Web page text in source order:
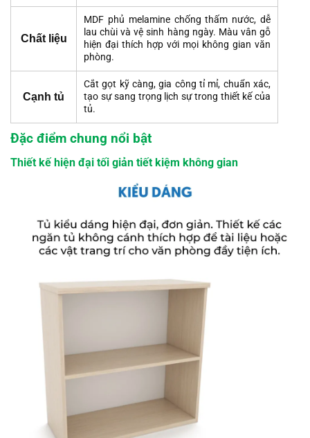
Chất liệu
MDF phủ melamine chống thấm nước, dễ
lau chùi và vệ sinh hàng ngày. Màu vân gỗ
hiện đại thích hợp với mọi không gian văn
phòng.
Cạnh tủ
Cắt gọt kỹ càng, gia công tỉ mỉ, chuẩn xác,
tạo sự sang trọng lịch sự trong thiết kế của
tủ.
Đặc điểm chung nổi bật
Thiết kế hiện đại tối giản tiết kiệm không gian